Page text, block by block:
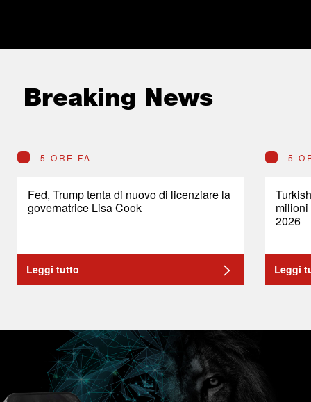
Breaking News
5 ORE FA
Fed, Trump tenta di nuovo di licenziare la
governatrice Lisa Cook
Leggi tutto
5
2026
Leggi